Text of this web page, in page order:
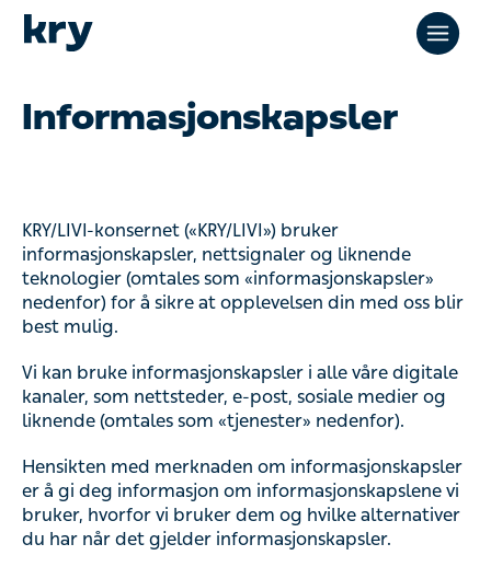
Informasjonskapsler
KRY/LIVI-konsernet («KRY/LIVI») bruker
informasjonskapsler, nettsignaler og liknende
teknologier (omtales som «informasjonskapsler»
nedenfor) for å sikre at opplevelsen din med oss blir
best mulig.
Vi kan bruke informasjonskapsler i alle våre digitale
kanaler, som nettsteder, e-post, sosiale medier og
liknende (omtales som «tjenester» nedenfor).
Hensikten med merknaden om informasjonskapsler
er å gi deg informasjon om informasjonskapslene vi
bruker, hvorfor vi bruker dem og hvilke alternativer
du har når det gjelder informasjonskapsler.